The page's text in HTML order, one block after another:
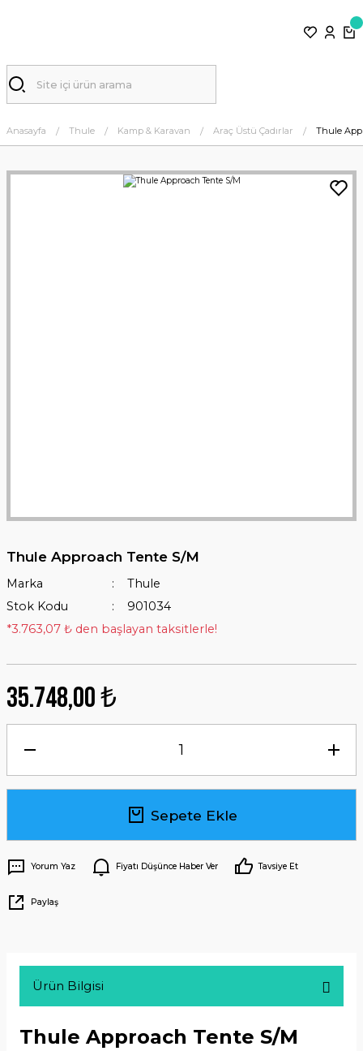
Anasayfa Thule Kamp & Karavan Araç Üstü Çadırlar Thule
Thule Approach Tente S/M
Marka
Thule
Stok Kodu
901034
*3.763,07 ₺ den başlayan taksitlerle!
35.748,00 ₺
Sepete Ekle
Yorum Yaz Fiyatı Düşünce Haber Ver Tavsiye Et
Paylaş
Ürün Bilgisi
Thule Approach Tente S/M